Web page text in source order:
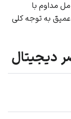
مداوم با
عمیق به توجه کلی
دیجیتال